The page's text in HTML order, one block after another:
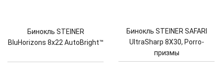
Бинокль STEINER
BluHorizons 8x22 AutoBright™
Бинокль STEINER SAFARI
UltraSharp 8X30, Porro-
призмы